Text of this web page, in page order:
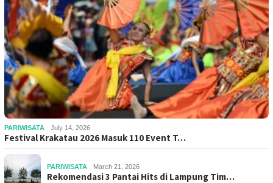
PARIWISATA July 14, 2026
Festival Krakatau 2026 Masuk 110 Event T…
PARIWISATA March 21, 2026
Rekomendasi 3 Pantai Hits di Lampung Tim…